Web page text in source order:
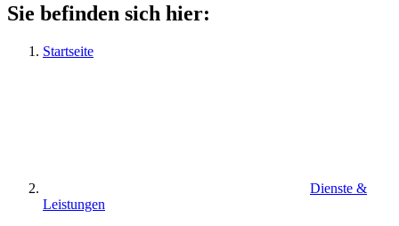
Sie befinden sich hier:
Startseite
Dienste &
Leistungen